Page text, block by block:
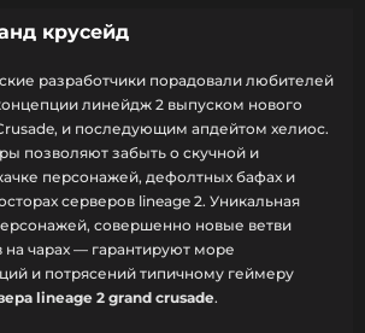
крусейд
разработчики порадовали любителей
линейдж 2 выпуском нового
и последующим апдейтом хелиос.
позволяют забыть о скучной и
персонажей, дефолтных бафах и
серверов lineage 2. Уникальная
совершенно новые ветви
чарах — гарантируют море
и потрясений типичному геймеру
lineage 2 grand crusade.